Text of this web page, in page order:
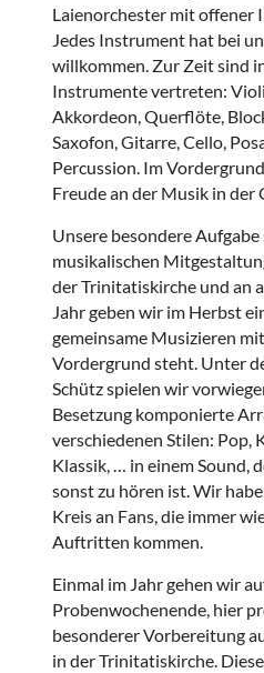
Laienorchester mit offener
Jedes Instrument hat bei
willkommen. Zur Zeit sind
Instrumente vertreten:
Akkordeon, Querflöte,
Saxofon, Gitarre, Cello,
Percussion. Im
Freude an der Musik in der
Unsere besondere
musikalischen
der Trinitatiskirche und an
Jahr geben wir im Herbst
gemeinsame Musizieren
Vordergrund steht. Unter
Schütz spielen wir
Besetzung komponierte
verschiedenen Stilen: Pop,
Klassik, … in einem Sound,
sonst zu hören ist. Wir
Kreis an Fans, die immer
Auftritten kommen.
Einmal im Jahr gehen wir
Probenwochenende, hier
besonderer Vorbereitung
in der Trinitatiskirche.